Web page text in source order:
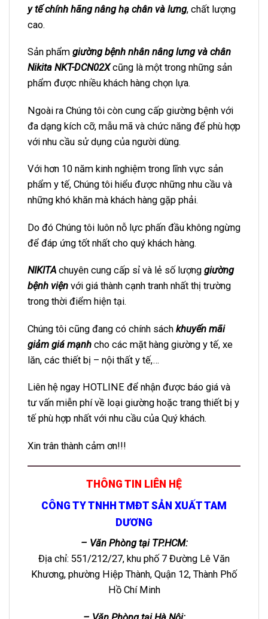
y tế chính hãng nâng hạ chân và lưng, chất lượng
cao.
Sản phẩm giường bệnh nhân nâng lưng và chân
Nikita NKT-DCN02Xcũng là một trong những sản
phẩm được nhiều khách hàng chọn lựa.
Ngoài ra Chúng tôi còn cung cấp giường bệnh với
đa dạng kích cỡ, mẫu mã và chức năng để phù hợp
với nhu cầu sử dụng của người dùng.
Với hơn 10 năm kinh nghiệm trong lĩnh vực sản
phẩm y tế, Chúng tôi hiểu được những nhu cầu và
những khó khăn mà khách hàng gặp phải.
Do đó Chúng tôi luôn nỗ lực phấn đầu không ngừng
để đáp ứng tốt nhất cho quý khách hàng.
NIKITA chuyên cung cấp sỉ và lẻ số lượng giường
bệnh viện với giá thành cạnh tranh nhất thị trường
trong thời điểm hiện tại.
Chúng tôi cũng đang có chính sách khuyến mãi
giảm giá mạnh cho các mặt hàng giường y tế, xe
lăn, các thiết bị – nội thất y tế,…
Liên hệ ngay HOTLINE để nhận được báo giá và
tư vấn miễn phí về loại giường hoặc trang thiết bị y
tế phù hợp nhất với nhu cầu của Quý khách.
Xin trân thành cảm ơn!!!
THÔNG TIN LIÊN HỆ
CÔNG TY TNHH TMĐT SẢN XUẤT TAM
DƯƠNG
– Văn Phòng tại TP.HCM:
Địa chỉ: 551/212/27, khu phố 7 Đường Lê Văn
Khương, phường Hiệp Thành, Quận 12, Thành Phố
Hồ Chí Minh